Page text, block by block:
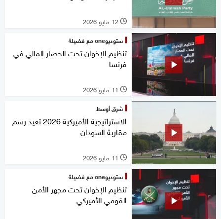
l 12 مايو 2026
ستوديوone مع فضيلة
تنظيم الإخوان تحت الحصار المالي في
فرنسا
l 11 مايو 2026
شرق أوسط
الاستراتيجية الأميركية 2026 تعيد رسم
مقاربة السودان
l 11 مايو 2026
ستوديوone مع فضيلة
تنظيم الإخوان تحت مجهر الأمن
القومي الأميركي